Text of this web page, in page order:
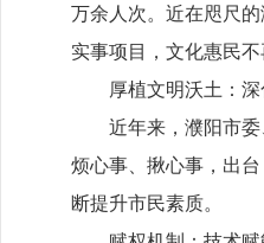
万余人次。近在咫尺的
实事项目，文化惠民
厚植文明沃土：
近年来，濮阳市
烦心事、揪心事，出
断提升市民素质。